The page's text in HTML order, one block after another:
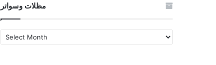
مظلات وسواتر
مظلات
وسواتر